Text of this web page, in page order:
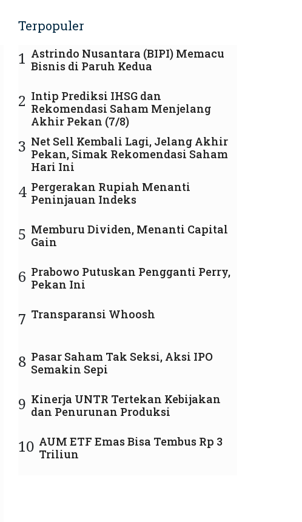
Terpopuler
1 Astrindo Nusantara (BIPI) Memacu
Bisnis di Paruh Kedua
2 Intip Prediksi IHSG dan
Rekomendasi Saham Menjelang
Akhir Pekan (7/8)
3 Net Sell Kembali Lagi, Jelang Akhir
Pekan, Simak Rekomendasi Saham
Hari Ini
4 Pergerakan Rupiah Menanti
Peninjauan Indeks
5 Memburu Dividen, Menanti Capital
Gain
6 Prabowo Putuskan Pengganti Perry,
Pekan Ini
7 Transparansi Whoosh
8 Pasar Saham Tak Seksi, Aksi IPO
Semakin Sepi
9 Kinerja UNTR Tertekan Kebijakan
dan Penurunan Produksi
10 AUM ETF Emas Bisa Tembus Rp 3
Triliun